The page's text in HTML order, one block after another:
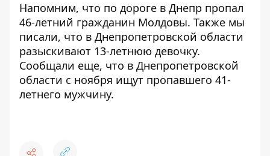
Напомним, что по дороге в Днепр пропал
46-летний гражданин Молдовы. Также мы
писали, что в Днепропетровской области
разыскивают 13-летнюю девочку.
Сообщали еще, что в Днепропетровской
области с ноября ищут пропавшего 41-
летнего мужчину.